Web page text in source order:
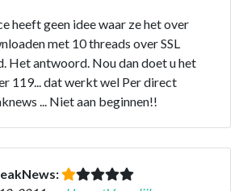
heeft geen idee waar ze het over
met 10 threads over SSL
Het antwoord. Nou dan doet u het
119... dat werkt wel Per direct
... Niet aan beginnen!!